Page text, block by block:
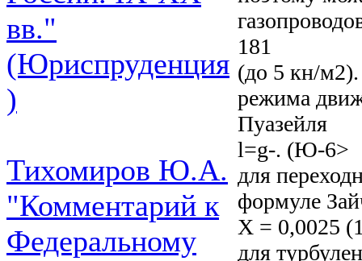
вв."
(Юриспруденция
)
Тихомиров Ю.А.
"Комментарий к
Федеральному
181
(до 5 кн/
режима
Пуазейля
l=g-. (Ю-6>
для
формуле
X = 0,0025
для